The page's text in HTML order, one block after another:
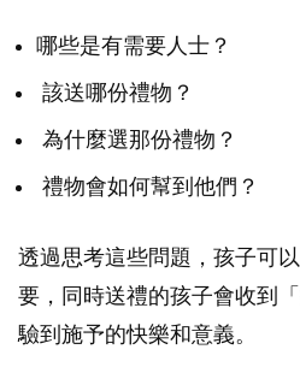
哪些是有需要人士？
該送哪份禮物？
為什麼選那份禮物？
禮物會如何幫到他們？
透過思考這些問題，孩子可
要，同時送禮的孩子會收到
驗到施予的快樂和意義。